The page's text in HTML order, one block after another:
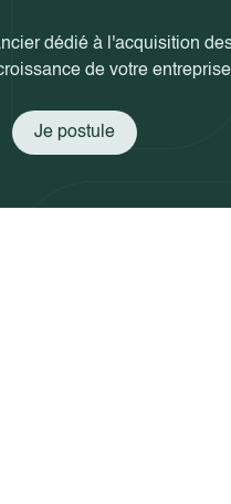
dédié à l'acquisition
de votre
Je postule